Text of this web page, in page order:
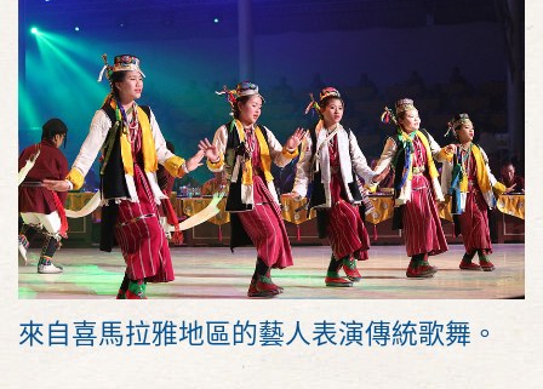
來自喜馬拉雅地區的藝人表演傳統歌舞。